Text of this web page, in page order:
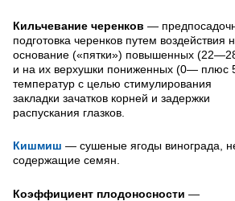
Кильчевание черенков —
подготовка черенков путем воздействия
основание («пятки») повышенных
и на их верхушки пониженных (0— плюс
температур с целью сти­мулирования
закладки зачатков корней и задержки
распускания глазков.
Кишмиш — сушеные ягоды винограда,
содержащие семян.
Коэффициент плодоносности —